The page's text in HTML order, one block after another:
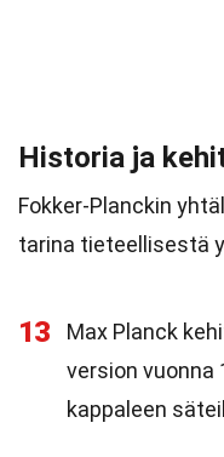
Historia ja
Fokker-Planckin
tarina tieteellisestä
13
Max Planck
version
kappaleen